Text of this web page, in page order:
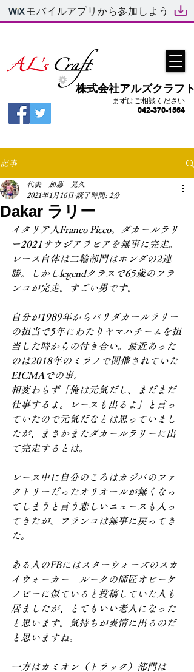
モバイルアプリから参加しよう
まずはご相談ください
042-370-1564
​株式会社アルズクラフト
記事
Dakar ラリー
代表 加藤 晃久
2021年1月16日 読了時間: 2分
イタリア人Franco Picco。ダカールラリ
ー2021サウジアラビアを無事に完走。
レース自体は二輪部門はホンダの2連
勝。しかしlegendクラスで65歳のフラ
ンコが完走。すごい男です。
自分が1989年からパリダカールラリー
の担当で5年にわたりヤマハチームを担
当した時からの付き合い。最近あった
のは2018年のミラノで開催されていた
EICMAでの事。
相変わらず「俺は元気だし、まだまだ
仕事するよ。レースも出るよ」と言っ
ていたので元気だなとは思っていまし
たが、まさかまたダカールラリーに出
て完走するとは。
レース中に自分のころはカジバのファ
クトリーだったオリオールが無くなっ
てしまうと言う悲しいニュースも入っ
てきたが、フランコは無事に戻ってき
た。
ある人のFBにはスターウォーズのスカ
イウォーカー　ルークの師匠オビーケ
ノビーに似ていると投稿していた人も
居ましたが、とてもいい老人になった
と思います。気持ちが表情に出るのだ
と思いますね。
一方はカミオン（トラック）部門は